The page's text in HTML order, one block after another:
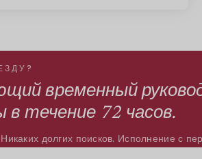
временный
в течение 72 часов.
долгих поисков. Исполнение с